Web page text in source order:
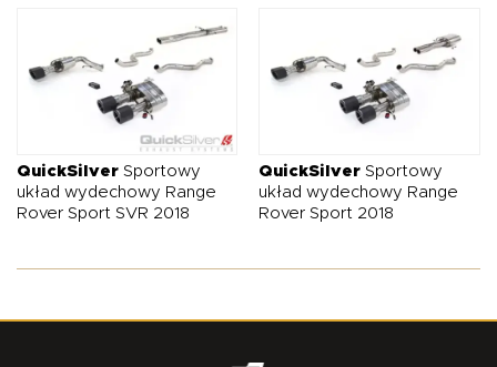
QuickSilver Sportowy
układ wydechowy Range
Rover Sport SVR 2018
QuickSilver Sportowy
układ wydechowy Range
Rover Sport 2018